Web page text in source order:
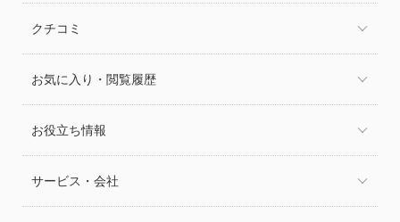
クチコミ
お気に入り・閲覧履歴
お役立ち情報
サービス・会社